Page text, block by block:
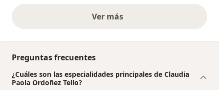
Ver másopiniones anteriores
Preguntas frecuentes
¿Cuáles son las especialidades principales de Claudia
Paola Ordoñez Tello?